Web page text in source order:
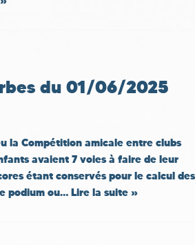
du 01/06/2025
la Compétition amicale entre clubs
avaient 7 voies à faire de leur
étant conservés pour le calcul des
podium ou… Lire la suite »